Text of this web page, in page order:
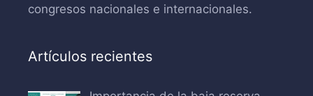
congresos nacionales e internacionales.
Artículos recientes